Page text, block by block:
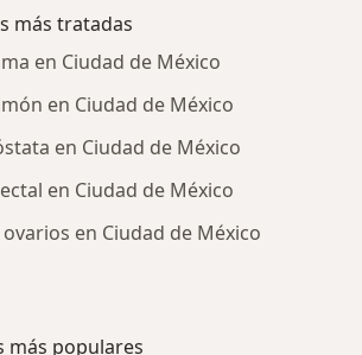
más tratadas
en Ciudad de México
en Ciudad de México
en Ciudad de México
en Ciudad de México
en Ciudad de México
más populares